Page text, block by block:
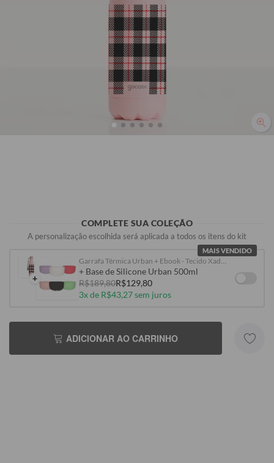
Preta
R$99,90 R$99,90
COMPLETE SUA COLEÇÃO
A personalização escolhida será aplicada a todos os itens do kit
MAIS VENDIDO
+
+ Base de Silicone Urban 500ml
R$189,80R$129,80
3x de R$43,27 sem juros
ADICIONAR AO CARRINHO